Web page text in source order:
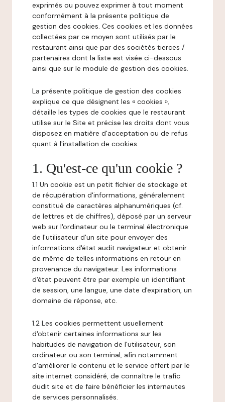
exprimés ou pouvez exprimer à tout moment
conformément à la présente politique de
gestion des cookies. Ces cookies et les données
collectées par ce moyen sont utilisés par le
restaurant ainsi que par des sociétés tierces /
partenaires dont la liste est visée ci-dessous
ainsi que sur le module de gestion des cookies.
La présente politique de gestion des cookies
explique ce que désignent les « cookies »,
détaille les types de cookies que le restaurant
utilise sur le Site et précise les droits dont vous
disposez en matière d'acceptation ou de refus
quant à l'installation de cookies.
1. Qu'est-ce qu'un cookie ?
1.1 Un cookie est un petit fichier de stockage et
de récupération d'informations, généralement
constitué de caractères alphanumériques (cf.
de lettres et de chiffres), déposé par un serveur
web sur l'ordinateur ou le terminal électronique
de l'utilisateur d'un site pour envoyer des
informations d'état audit navigateur et obtenir
de même de telles informations en retour en
provenance du navigateur. Les informations
d'état peuvent être par exemple un identifiant
de session, une langue, une date d'expiration, un
domaine de réponse, etc.
1.2 Les cookies permettent usuellement
d'obtenir certaines informations sur les
habitudes de navigation de l'utilisateur, son
ordinateur ou son terminal, afin notamment
d'améliorer le contenu et le service offert par le
site internet considéré, de connaître le trafic
dudit site et de faire bénéficier les internautes
de services personnalisés.